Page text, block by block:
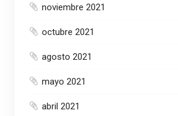
noviembre 2021
octubre 2021
agosto 2021
mayo 2021
abril 2021